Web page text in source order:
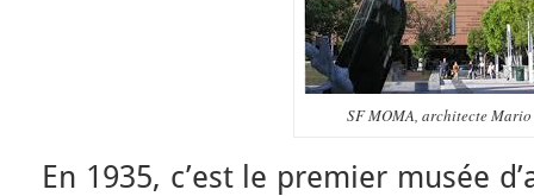
SF MOMA, architecte
En 1935, c’est le premier musée